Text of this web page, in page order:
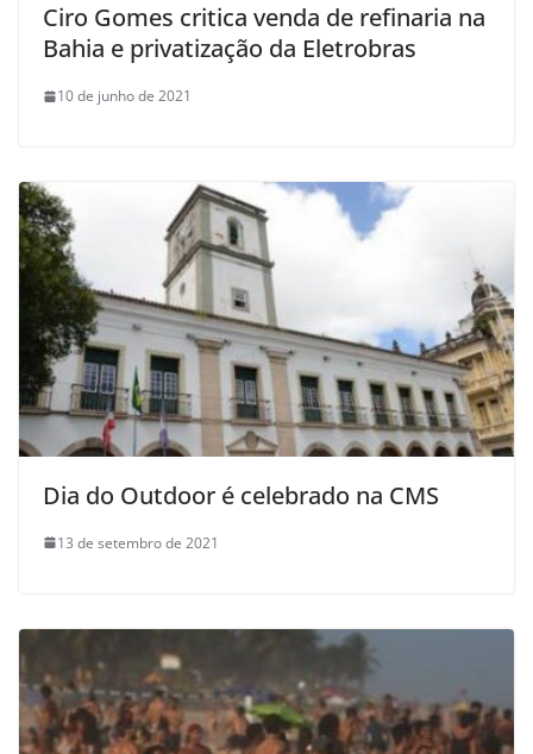
Ciro Gomes critica venda de refinaria na
Bahia e privatização da Eletrobras
10 de junho de 2021
Dia do Outdoor é celebrado na CMS
13 de setembro de 2021